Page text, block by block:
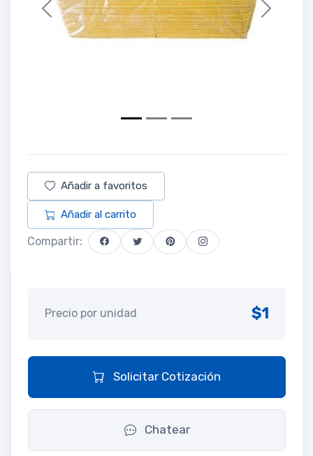
Previous Next
Añadir a favoritos
Añadir al carrito
Compartir:
Precio por unidad $1
Solicitar Cotización
Chatear